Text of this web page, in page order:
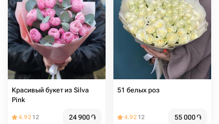
Красивый букет из Silva
Pink
4.92 12 24 900֏
51 белых роз
4.92 12 55 000֏